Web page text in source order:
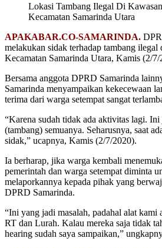
Lokasi Tambang Ilegal Di
Kecamatan Samarinda Utara
APAKABAR.CO-SAMARINDA.
melakukan sidak terhadap tambang ilegal
Kecamatan Samarinda Utara, Kamis (2/7/
Bersama anggota DPRD Samarinda
Samarinda menyampaikan kekecewaan
terima dari warga setempat sangat
“Karena sudah tidak ada aktivitas lagi.
(tambang) semuanya. Seharusnya, saat
sidak,” ucapnya, Kamis (2/7/2020).
Ia berharap, jika warga kembali
pemerintah dan warga setempat diminta
melaporkannya kepada pihak yang
DPRD Samarinda.
“Ini yang jadi masalah, padahal alat kami
RT dan Lurah. Kalau mereka saja tidak
hearing sudah saya sampaikan,”